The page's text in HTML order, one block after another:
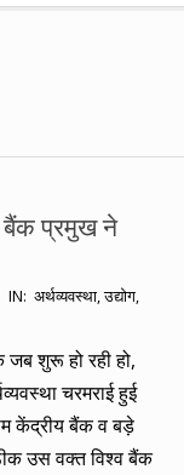
बैंक प्रमुख ने
IN: अर्थव्यवस्था,उद्योग,
शुरू हो रही हो,
चरमराई हुई
केंद्रीय बैंक व बड़े
उस वक्त विश्व बैंक